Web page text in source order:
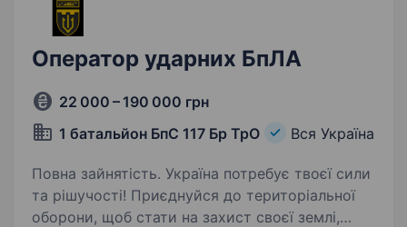
Оператор ударних БпЛА
22 000 – 190 000 грн
1 батальйон БпС 117 Бр ТрО
Вся Україна
Повна зайнятість. Україна потребує твоєї сили
та рішучості! Приєднуйся до територіальної
оборони, щоб стати на захист своєї землі,